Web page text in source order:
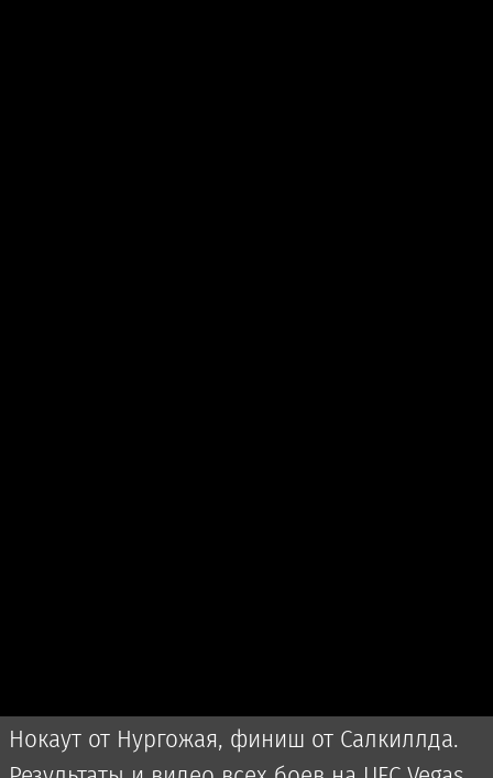
Нокаут от Нургожая, финиш от Салкиллда.